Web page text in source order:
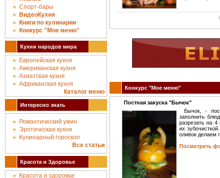
Спорт-бары
ВидеоКухня
Книги по кулинарии
Конкурc "Мое меню"
Кухни народов мира
Европейская кухня
Американская кухня
Азиатская кухня
Африканская кухня
Каталог меню
Интересно знать
Романтический ужин
Эротическая кухня
Кулинарный гороскоп
Все статьи
Красота и Здоровье
Красота и здоровье
Конкурс "Мое меню"
Постная закуска "Бычок"
Бычок, -
заполнить
разрезать на
их
оливок делаем
Посмотреть